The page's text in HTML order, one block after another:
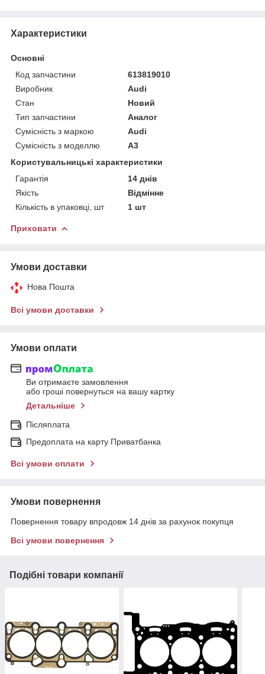
Характеристики
Основні
Код запчастини
613819010
Виробник
Audi
Стан
Новий
Тип запчастини
Аналог
Сумісність з маркою
Audi
Сумісність з моделлю
A3
Користувальницькі характеристики
Гарантія
14 днів
Якість
Відмінне
Кількість в упаковці, шт
1 шт
Приховати
Умови доставки
Нова Пошта
Всі умови доставки
Умови оплати
Ви отримаєте замовлення
або гроші повернуться на вашу картку
Детальніше
Післяплата
Предоплата на карту Приватбанка
Всі умови оплати
Умови повернення
Повернення товару впродовж 14 днів за рахунок покупця
Всі умови повернення
Подібні товари компанії